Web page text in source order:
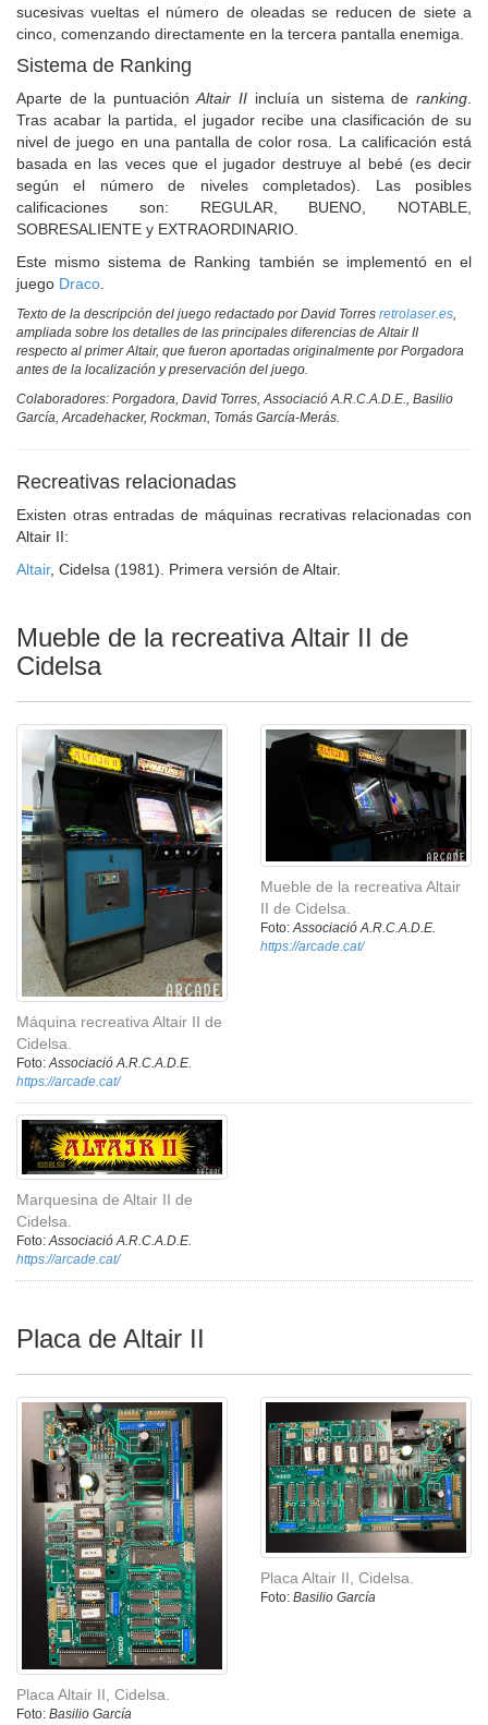
sucesivas vueltas el número de oleadas se reducen de siete a
cinco, comenzando directamente en la tercera pantalla enemiga.
Sistema de Ranking
Aparte de la puntuaciónAltair II incluía un sistema deranking
Tras acabar la partida, el jugador recibe una clasificación de su
nivel de juego en una pantalla de color rosa. La calificación está
basada en las veces que el jugador destruye al bebé (es decir
según el número de niveles completados). Las posibles
calificaciones son: REGULAR, BUENO, NOTABLE,
SOBRESALIENTE y EXTRAORDINARIO.
Este mismo sistema de Ranking también se implementó en el
juego Draco
Texto de la descripción del juego redactado por David Torres retrolaser.es,
ampliada sobre los detalles de las principales diferencias de Altair II
respecto al primer Altair, que fueron aportadas originalmente por Porgadora
antes de la localización y preservación del juego.
Colaboradores: Porgadora, David Torres, Associació A.R.C.A.D.E., Basilio
García, Arcadehacker, Rockman, Tomás García-Merás.
Recreativas relacionadas
Existen otras entradas de máquinas recrativas relacionadas con
Altair II:
Altair, Cidelsa (1981). Primera versión de Altair.
Mueble de la recreativa Altair II de
Cidelsa
Máquina recreativa Altair II de
Cidelsa.
Foto:Associació A.R.C.A.D.E.
https://arcade.cat/
Mueble de la recreativa Altair
II de Cidelsa.
Foto:Associació A.R.C.A.D.E.
https://arcade.cat/
Marquesina de Altair II de
Cidelsa.
Foto:Associació A.R.C.A.D.E.
https://arcade.cat/
Placa de Altair II
Placa Altair II, Cidelsa.
Foto: Basilio García
Placa Altair II, Cidelsa.
Foto: Basilio García